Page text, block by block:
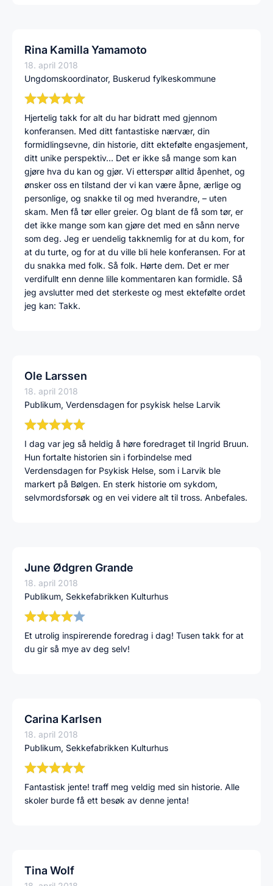
Rina Kamilla Yamamoto
18. april 2018
Ungdomskoordinator, Buskerud fylkeskommune
Hjertelig takk for alt du har bidratt med gjennom
konferansen. Med ditt fantastiske nærvær, din
formidlingsevne, din historie, ditt ektefølte engasjement,
ditt unike perspektiv… Det er ikke så mange som kan
gjøre hva du kan og gjør. Vi etterspør alltid åpenhet, og
ønsker oss en tilstand der vi kan være åpne, ærlige og
personlige, og snakke til og med hverandre, – uten
skam. Men få tør eller greier. Og blant de få som tør, er
det ikke mange som kan gjøre det med en sånn nerve
som deg. Jeg er uendelig takknemlig for at du kom, for
at du turte, og for at du ville bli hele konferansen. For at
du snakka med folk. Så folk. Hørte dem. Det er mer
verdifullt enn denne lille kommentaren kan formidle. Så
jeg avslutter med det sterkeste og mest ektefølte ordet
jeg kan: Takk.
Ole Larssen
18. april 2018
Publikum, Verdensdagen for psykisk helse Larvik
I dag var jeg så heldig å høre foredraget til Ingrid Bruun.
Hun fortalte historien sin i forbindelse med
Verdensdagen for Psykisk Helse, som i Larvik ble
markert på Bølgen. En sterk historie om sykdom,
selvmordsforsøk og en vei videre alt til tross. Anbefales.
June Ødgren Grande
18. april 2018
Publikum, Sekkefabrikken Kulturhus
Et utrolig inspirerende foredrag i dag! Tusen takk for at
du gir så mye av deg selv!
Carina Karlsen
18. april 2018
Publikum, Sekkefabrikken Kulturhus
Fantastisk jente! traff meg veldig med sin historie. Alle
skoler burde få ett besøk av denne jenta!
Tina Wolf